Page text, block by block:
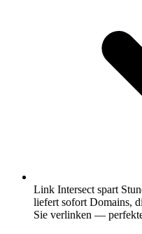
Link Intersect spart
liefert sofort Domains,
Sie verlinken —